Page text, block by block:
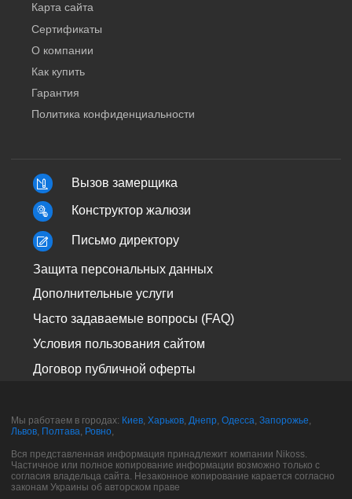
Карта сайта
Сертификаты
О компании
Как купить
Гарантия
Политика конфиденциальности
Вызов замерщика
Конструктор жалюзи
Письмо директору
Защита персональных данных
Дополнительные услуги
Часто задаваемые вопросы (FAQ)
Условия пользования сайтом
Договор публичной оферты
Мы работаем в городах: Киев,Харьков,Днепр,Одесса,Запорожье,
Львов, Полтава, Ровно,
Вся представленная информация принадлежит компании Nikoss.
Частичное или полное копирование информации возможно только с
согласия владельца сайта. Незаконное копирование карается согласно
законам Украины об авторском праве